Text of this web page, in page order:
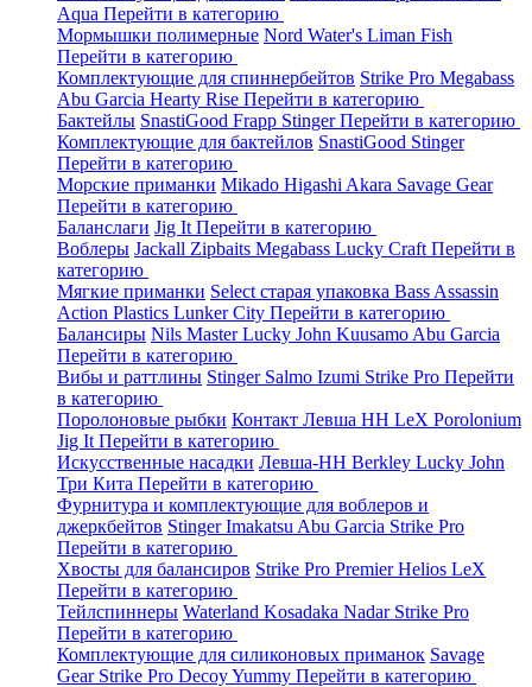
Aqua Перейти в категорию
Мормышки полимерные Nord Water's Liman Fish
Перейти в категорию
Комплектующие для спиннербейтов Strike Pro Megabass
Abu Garcia Hearty Rise Перейти в категорию
Бактейлы SnastiGood Frapp StingerПерейти в категорию
Комплектующие для бактейлов SnastiGood Stinger
Перейти в категорию
Морские приманки Mikado Higashi Akara Savage Gear
Перейти в категорию
Баланслаги Jig It Перейти в категорию
Воблеры Jackall Zipbaits Megabass Lucky Craft Перейти в
категорию
Мягкие приманки Select старая упаковка Bass Assassin
Action Plastics Lunker City Перейти в категорию
Балансиры Nils MasterLucky John Kuusamo Abu Garcia
Перейти в категорию
Вибы и раттлины Stinger Salmo Izumi Strike Pro Перейти
в категорию
Поролоновые рыбки Контакт Левша НН LeX Porolonium
Jig It Перейти в категорию
Искусственные насадки Левша-НН Berkley Lucky John
Три Кита Перейти в категорию
Фурнитура и комплектующие для воблеров и
джеркбейтов StingerImakatsu Abu Garcia Strike Pro
Перейти в категорию
Хвосты для балансиров Strike Pro PremierHelios LeX
Перейти в категорию
Тейлспиннеры Waterland Kosadaka Nadar Strike Pro
Перейти в категорию
Комплектующие для силиконовых приманок Savage
Gear Strike Pro DecoyYummy Перейти в категорию